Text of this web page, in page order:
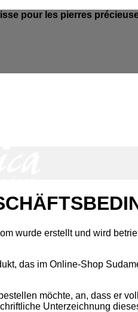
pour les pierres
wurde erstellt und wird
das im Online-Shop
möchte, an, dass er
Unterzeichnung